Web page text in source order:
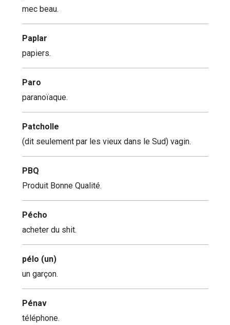
mec beau.
Paplar
papiers.
Paro
paranoïaque.
Patcholle
(dit seulement par les vieux dans le Sud) vagin.
PBQ
Produit Bonne Qualité.
Pécho
acheter du shit.
pélo (un)
un garçon.
Pénav
téléphone.